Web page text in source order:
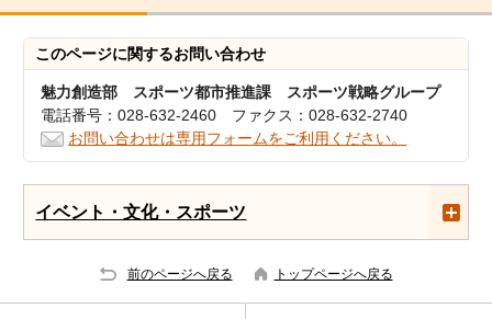
このページに関するお問い合わせ
魅力創造部 スポーツ都市推進課 スポーツ戦略グループ
電話番号：028-632-2460 ファクス：028-632-2740
お問い合わせは専用フォームをご利用ください。
イベント・文化・スポーツ
前のページへ戻る トップページへ戻る